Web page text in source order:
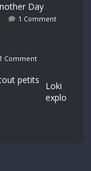
Day
1 Comment
1 Comment
Loki
explo